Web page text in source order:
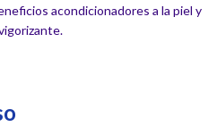
acondicionadores a la piel y